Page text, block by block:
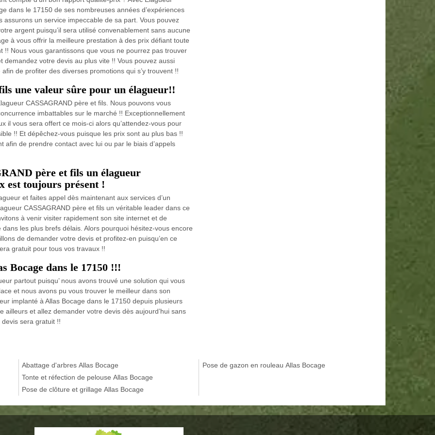
dans le 17150 de ses nombreuses années d’expériences
un service impeccable de sa part. Vous pouvez
argent puisqu’il sera utilisé convenablement sans aucune
à vous offrir la meilleure prestation à des prix défiant toute
Nous vous garantissons que vous ne pourrez pas trouver
demandez votre devis au plus vite !! Vous pouvez aussi
de profiter des diverses promotions qui s’y trouvent !!
une valeur sûre pour un élagueur!!
CASSAGRAND père et fils. Nous pouvons vous
imbattables sur le marché !! Exceptionnellement
il vous sera offert ce mois-ci alors qu’attendez-vous pour
!! Et dépêchez-vous puisque les prix sont au plus bas !!
de prendre contact avec lui ou par le biais d’appels
père et fils un élagueur
est toujours présent !
et faites appel dès maintenant aux services d’un
CASSAGRAND père et fils un véritable leader dans ce
à venir visiter rapidement son site internet et de
les plus brefs délais. Alors pourquoi hésitez-vous encore
de demander votre devis et profitez-en puisqu’en ce
gratuit pour tous vos travaux !!
Bocage dans le 17150 !!!
partout puisqu’ nous avons trouvé une solution qui vous
et nous avons pu vous trouver le meilleur dans son
implanté à Allas Bocage dans le 17150 depuis plusieurs
et allez demander votre devis dès aujourd’hui sans
sera gratuit !!
Abattage d'arbres Allas Bocage
Tonte et réfection de pelouse Allas Bocage
Pose de clôture et grillage Allas Bocage
Pose de gazon en rouleau Allas Bocage